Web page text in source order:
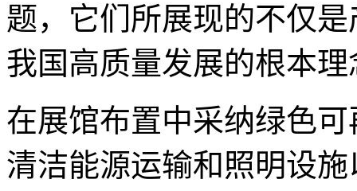
题，它们所展现的不仅
我国高质量发展的根本理
在展馆布置中采纳绿色
清洁能源运输和照明设